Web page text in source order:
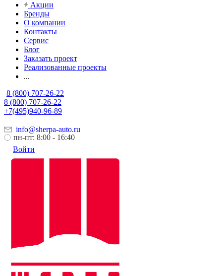
Акции
Бренды
О компании
Контакты
Сервис
Блог
Заказать проект
Реализованные проекты
...
8 (800) 707-26-22
8 (800) 707-26-22
+7(495)940-96-89
info@sherpa-auto.ru
пн-пт: 8:00 - 16:40
Войти